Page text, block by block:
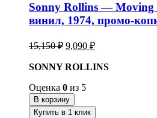
Sonny Rollins — Moving
винил, 1974, промо-
15,150₽ Первоначальная
составляла
9,090 ₽Текущая
9,090 ₽.
SONNY ROLLINS
Оценка 0 из 5
В корзину
Купить в 1 клик